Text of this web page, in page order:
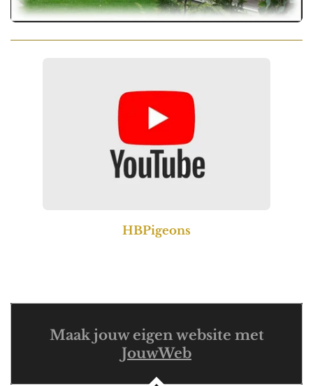
HBPigeons
Maak jouw eigen website met
JouwWeb